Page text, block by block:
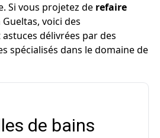
Si vous projetez de refaire
Gueltas, voici des
délivrées par des
spécialisés dans le domaine de
de bains